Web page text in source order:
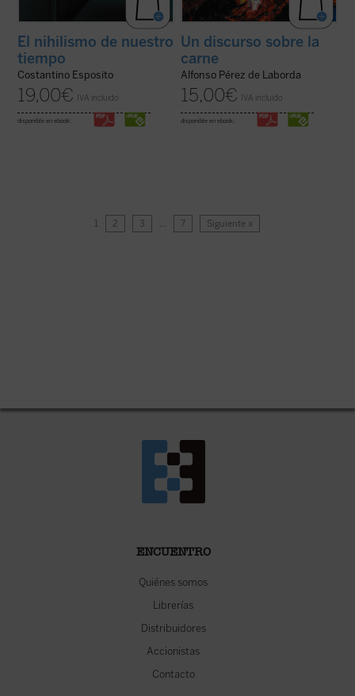
El nihilismo de nuestro
tiempo
Costantino Esposito
19,00€ IVA incluido
disponible en ebook:
Un discurso sobre la
carne
Alfonso Pérez de Laborda
15,00€ IVA incluido
disponible en ebook:
1 2 3 … 7 Siguiente »
ENCUENTRO
Quiénes somos
Librerías
Distribuidores
Accionistas
Contacto